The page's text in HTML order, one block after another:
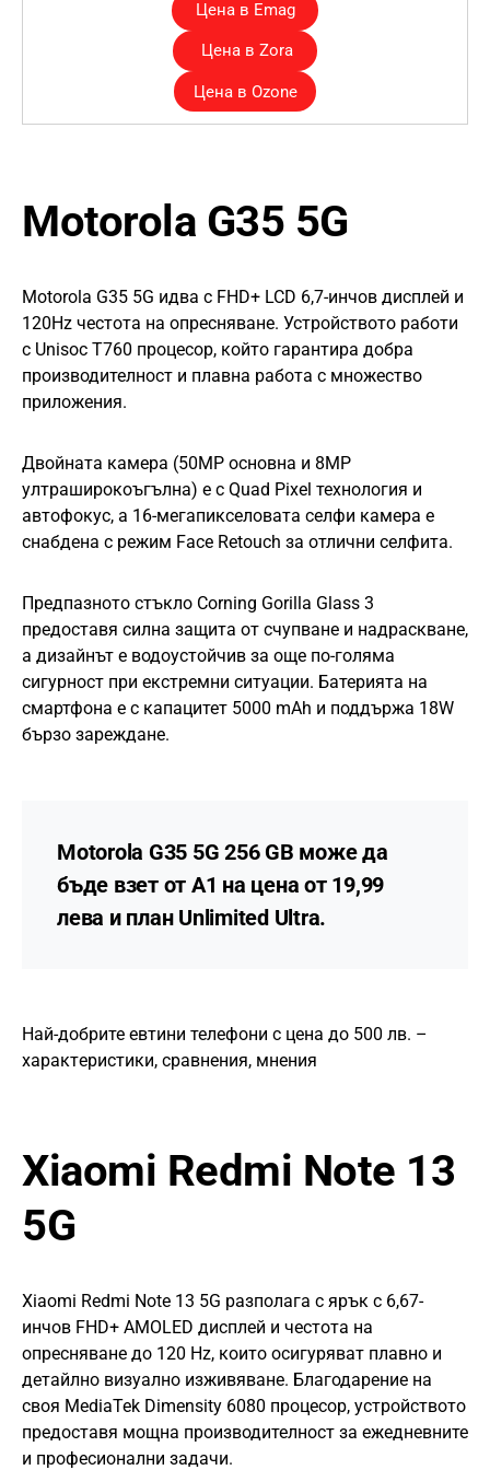
Цена в Emag
Цена в Zora
Цена в Ozone
Motorola G35 5G
Motorola G35 5G идва с FHD+ LCD 6,7-инчов дисплей и
120Hz честота на опресняване. Устройството работи
с Unisoc T760 процесор, който гарантира добра
производителност и плавна работа с множество
приложения.
Двойната камера (50MP основна и 8MP
ултраширокоъгълна) е с Quad Pixel технология и
автофокус, а 16-мегапикселовата селфи камера е
снабдена с режим Face Retouch за отлични селфита.
Предпазното стъкло Corning Gorilla Glass 3
предоставя силна защита от счупване и надраскване,
а дизайнът е водоустойчив за още по-голяма
сигурност при екстремни ситуации. Батерията на
смартфона е с капацитет 5000 mAh и поддържа 18W
бързо зареждане.
Motorola G35 5G 256 GB може да
бъде взет от А1 на цена от 19,99
лева и план Unlimited Ultra.
Най-добрите евтини телефони с ценa до 500 лв. –
характeристики, сравнения, мнения
Xiaomi Redmi Note 13
5G
Xiaomi Redmi Note 13 5G разполага с ярък с 6,67-
инчов FHD+ AMOLED дисплей и честота на
опресняване до 120 Hz, които осигуряват плавно и
детайлно визуално изживяване. Благодарение на
своя MediaTek Dimensity 6080 процесор, устройството
предоставя мощна производителност за ежедневните
и професионални задачи.